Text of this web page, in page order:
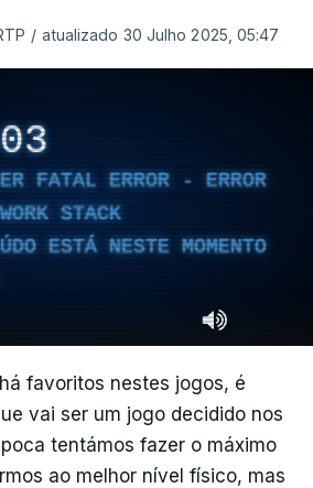
/ atualizado 30 Julho 2025, 05:47
FATAL ERROR - ERROR
STACK
ESTÁ NESTE MOMENTO
favoritos nestes jogos, é
vai ser um jogo decidido nos
tentámos fazer o máximo
ao melhor nível físico, mas